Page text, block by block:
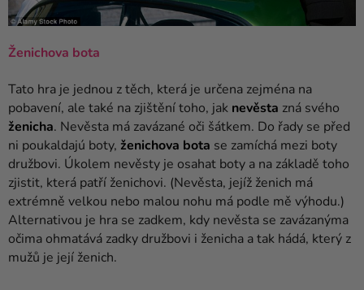
Ženichova bota
Tato hra je jednou z těch, která je určena zejména na
pobavení, ale také na zjištění toho, jak nevěsta zná svého
ženicha. Nevěsta má zavázané oči šátkem. Do řady se před
ni poukaldajú boty, ženichova bota se zamíchá mezi boty
družbovi. Úkolem nevěsty je osahat boty a na základě toho
zjistit, která patří ženichovi. (Nevěsta, jejíž ženich má
extrémně velkou nebo malou nohu má podle mě výhodu.)
Alternativou je hra se zadkem, kdy nevěsta se zavázanýma
očima ohmatává zadky družbovi i ženicha a tak hádá, který z
mužů je její ženich.